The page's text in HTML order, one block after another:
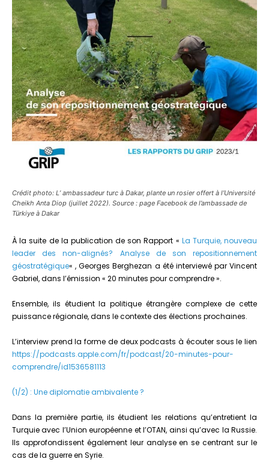
Crédit photo: L’ ambassadeur turc à Dakar, plante un rosier offert à l’Université
Cheikh Anta Diop (juillet 2022). Source : page Facebook de l’ambassade de
Türkiye à Dakar
À la suite de la publication de son Rapport « La Turquie, nouveau
leader des non-alignés? Analyse de son repositionnement
géostratégique« , Georges Berghezan a été interviewé par Vincent
Gabriel, dans l’émission « 20 minutes pour comprendre ».
Ensemble, ils étudient la politique étrangère complexe de cette
puissance régionale, dans le contexte des élections prochaines.
L’interview prend la forme de deux podcasts à écouter sous le lien
https://podcasts.apple.com/fr/podcast/20-minutes-pour-
comprendre/id1536581113
(1/2) : Une diplomatie ambivalente ?
Dans la première partie, ils étudient les relations qu’entretient la
Turquie avec l’Union européenne et l’OTAN, ainsi qu’avec la Russie.
Ils approfondissent également leur analyse en se centrant sur le
cas de la guerre en Syrie.